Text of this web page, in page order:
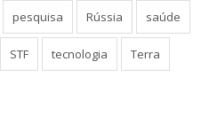
pesquisa Rússia saúde
STF tecnologia Terra